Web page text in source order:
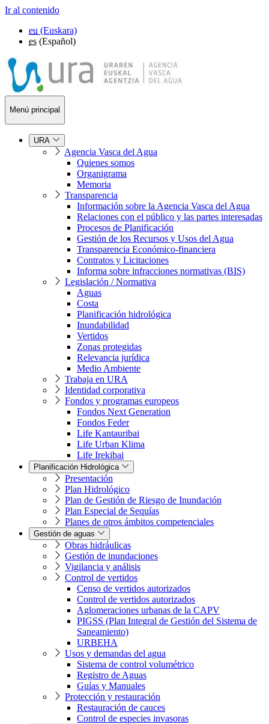
Ir al contenido
eu (Euskara)
es (Español)
Menú principal
URA
Agencia Vasca del Agua
Quienes somos
Organigrama
Memoria
Transparencia
Información sobre la Agencia Vasca del Agua
Relaciones con el público y las partes interesadas
Procesos de Planificación
Gestión de los Recursos y Usos del Agua
Transparencia Económico-financiera
Contratos y Licitaciones
Informa sobre infracciones normativas (BIS)
Legislación / Normativa
Aguas
Costa
Planificación hidrológica
Inundabilidad
Vertidos
Zonas protegidas
Relevancia jurídica
Medio Ambiente
Trabaja en URA
Identidad corporativa
Fondos y programas europeos
Fondos Next Generation
Fondos Feder
Life Kantauribai
Life Urban Klima
Life Irekibai
Planificación Hidrológica
Presentación
Plan Hidrológico
Plan de Gestión de Riesgo de Inundación
Plan Especial de Sequías
Planes de otros ámbitos competenciales
Gestión de aguas
Obras hidráulicas
Gestión de inundaciones
Vigilancia y análisis
Control de vertidos
Censo de vertidos autorizados
Control de vertidos autorizados
Aglomeraciones urbanas de la CAPV
PIGSS (Plan Integral de Gestión del Sistema de
Saneamiento)
URBEHA
Usos y demandas del agua
Sistema de control volumétrico
Registro de Aguas
Guías y Manuales
Protección y restauración
Restauración de cauces
Control de especies invasoras